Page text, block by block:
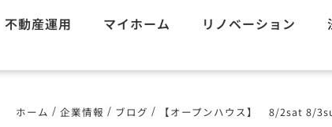
不動産運用 マイホーム リノベーション
ホーム / 企業情報 / ブログ / 【オープンハウス】 8/2sat 8/